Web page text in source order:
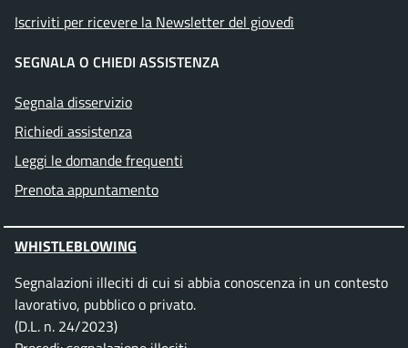
Iscriviti per ricevere la Newsletter del giovedì
SEGNALA O CHIEDI ASSISTENZA
Segnala disservizio
Richiedi assistenza
Leggi le domande frequenti
Prenota appuntamento
WHISTLEBLOWING
Segnalazioni illeciti di cui si abbia conoscenza in un contesto
lavorativo, pubblico o privato.
(D.L. n. 24/2023)